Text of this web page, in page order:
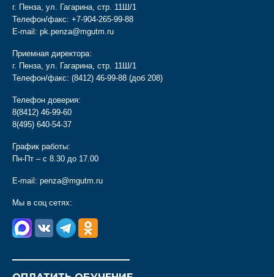
г. Пенза, ул. Гагарина, стр. 11Ш/1
Телефон/факс: +7-904-265-99-88
E-mail: pk.penza@mgutm.ru
Приемная директора:
г. Пенза, ул. Гагарина, стр. 11Ш/1
Телефон/факс: (8412) 46-99-88 (доб 208)
Телефон доверия:
8(8412) 46-99-60
8(495) 640-54-37
График работы:
Пн-Пт – с 8.30 до 17.00
E-mail: penza@mgutm.ru
Мы в соц сетях: